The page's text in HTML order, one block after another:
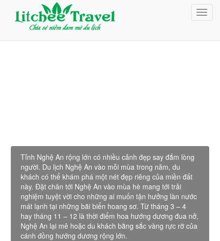
Giỏ Hàng (0)
Đăng nhập
Đăng ký
Tỉnh Nghệ An rộng lớn có nhiều cảnh đẹp say đắm lòng
người. Du lịch Nghệ An vào mỗi mùa trong năm, du
khách có thể khám phá một nét đẹp riêng của miền đất
này. Đặt chân tới Nghệ An vào mùa hè mang tới trải
nghiệm tuyệt vời cho những ai muốn tận hưởng làn nước
mát lạnh tại những bãi biển hoang sơ. Từ tháng 3 – 4
hay tháng 11 – 12 là thời điểm hoa hướng dương đua nở,
Nghệ An lại mê hoặc du khách bằng sắc vàng rực rỡ của
cánh đồng hướng dương rộng lớn.